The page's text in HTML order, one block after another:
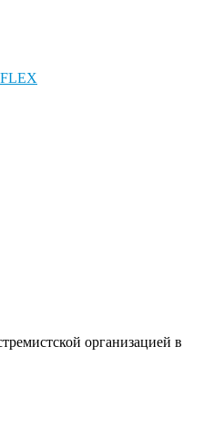
организацией в